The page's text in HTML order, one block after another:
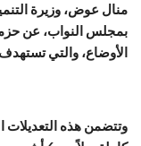
منال عوض، وزيرة
بمجلس النواب، عن
الأوضاع، والتي
وتتضمن هذه التعديلات